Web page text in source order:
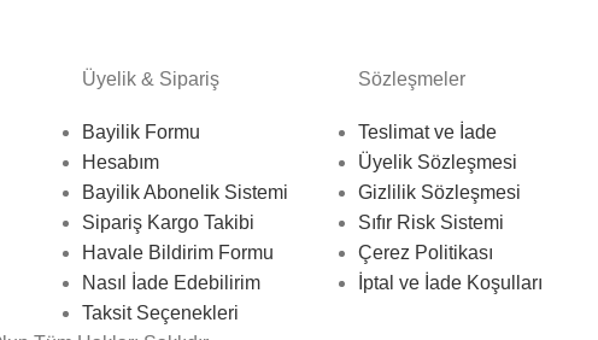
Üyelik & Sipariş
Bayilik Formu
Hesabım
Bayilik Abonelik Sistemi
Sipariş Kargo Takibi
Havale Bildirim Formu
Nasıl İade Edebilirim
Taksit Seçenekleri
Sözleşmeler
Teslimat ve İade
Üyelik Sözleşmesi
Gizlilik Sözleşmesi
Sıfır Risk Sistemi
Çerez Politikası
İptal ve İade Koşulları